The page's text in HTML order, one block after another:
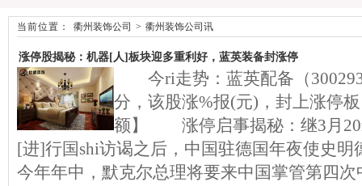
当前位置： 衢州装饰公司 > 衢州装饰公司讯
涨停股揭秘：机器[人]板块迎多重利好，蓝英装备封涨停
今ri走势：蓝英配备（300293
分，该股涨%报(元)，封上涨停
额】 涨停启事揭秘：继3月
[进]行国shi访谒之后，中国驻德国年夜使史
今年年中，默克尔总理将要来中国掌管第四